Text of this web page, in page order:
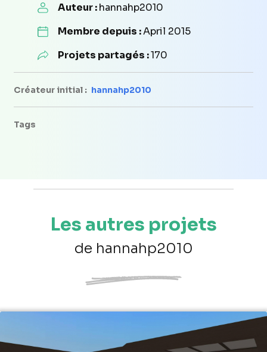
Auteur :hannahp2010
Membre depuis :April 2015
Projets partagés :170
Créateur initial : hannahp2010
Tags
Les autres projets
de hannahp2010